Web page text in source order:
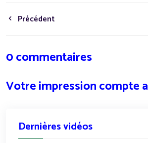
Précédent
0 commentaires
Votre impression compte
Dernières vidéos